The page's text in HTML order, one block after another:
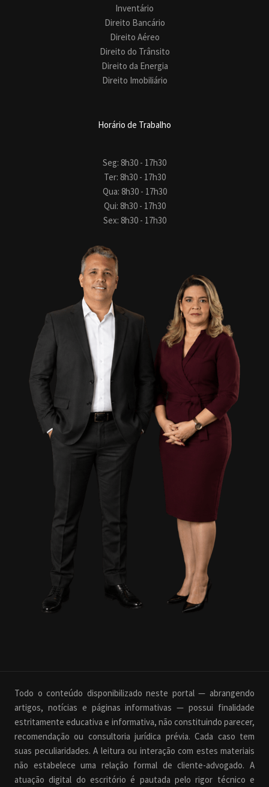
Inventário
Direito Bancário
Direito Aéreo
Direito do Trânsito
Direito da Energia
Direito Imobiliário
Horário de Trabalho
Seg: 8h30 - 17h30
Ter: 8h30 - 17h30
Qua: 8h30 - 17h30
Qui: 8h30 - 17h30
Sex: 8h30 - 17h30
Todo o conteúdo disponibilizado neste portal — abrangendo
artigos, notícias e páginas informativas — possui finalidade
estritamente educativa e informativa, não constituindo parecer,
recomendação ou consultoria jurídica prévia. Cada caso tem
suas peculiaridades. A leitura ou interação com estes materiais
não estabelece uma relação formal de cliente-advogado. A
atuação digital do escritório é pautada pelo rigor técnico e